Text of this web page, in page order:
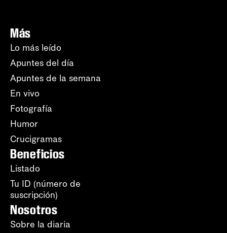
Más
Lo más leído
Apuntes del día
Apuntes de la semana
En vivo
Fotografía
Humor
Crucigramas
Beneficios
Listado
Tu ID (número de
suscripción)
Nosotros
Sobre la diaria